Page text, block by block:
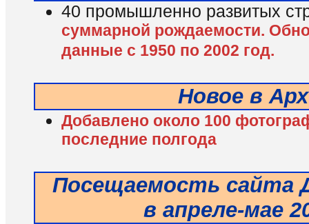
40 промышленно развитых
суммарной рождаемости.
данные с 1950 по 2002 год.
Новое в
Добавлено около 100
последние полгода
Посещаемость сайта
в апреле-мае